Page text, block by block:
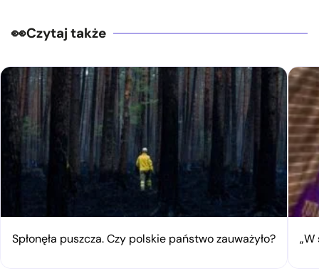
Czytaj także
Spłonęła puszcza. Czy polskie państwo zauważyło?